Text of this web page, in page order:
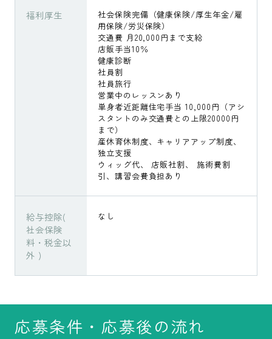
福利厚生
社会保険完備（健康保険/厚生年金/雇
用保険/労災保険）
交通費 月20,000円まで支給
店販手当10％
健康診断
社員割
社員旅行
営業中のレッスンあり
単身者近距離住宅手当 10,000円（アシ
スタントのみ交通費との上限20000円
まで）
産休育休制度、キャリアアップ制度、
独立支援
ウィッグ代、 店販社割、 施術費割
引、講習会費負担あり
給与控除(
社会保険
料・税金以
外 )
なし
応募条件・応募後の流れ